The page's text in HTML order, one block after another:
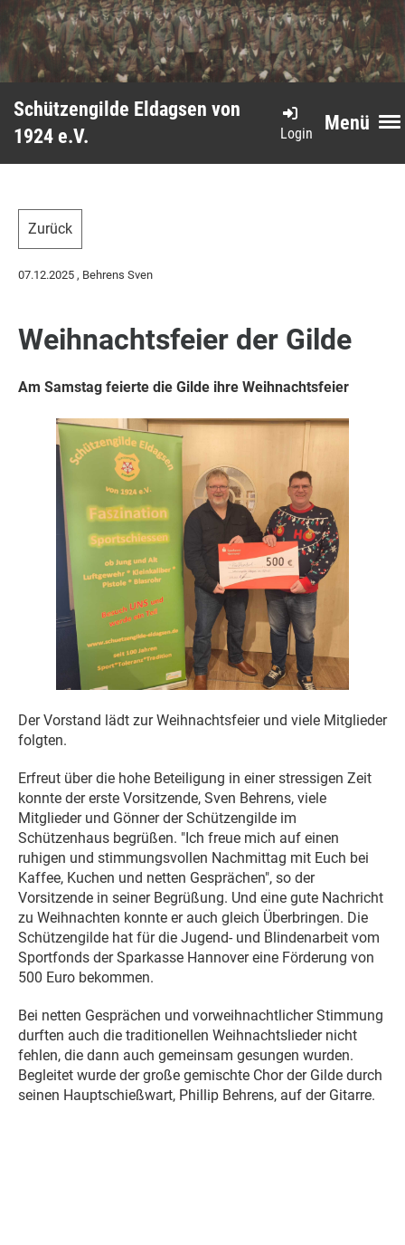
Menü
Login
Schützengilde Eldagsen von
1924 e.V.
Zurück
07.12.2025 , Behrens Sven
Weihnachtsfeier der Gilde
Am Samstag feierte die Gilde ihre Weihnachtsfeier
Der Vorstand lädt zur Weihnachtsfeier und viele Mitglieder
folgten.
Erfreut über die hohe Beteiligung in einer stressigen Zeit
konnte der erste Vorsitzende, Sven Behrens, viele
Mitglieder und Gönner der Schützengilde im
Schützenhaus begrüßen. "Ich freue mich auf einen
ruhigen und stimmungsvollen Nachmittag mit Euch bei
Kaffee, Kuchen und netten Gesprächen", so der
Vorsitzende in seiner Begrüßung. Und eine gute Nachricht
zu Weihnachten konnte er auch gleich Überbringen. Die
Schützengilde hat für die Jugend- und Blindenarbeit vom
Sportfonds der Sparkasse Hannover eine Förderung von
500 Euro bekommen.
Bei netten Gesprächen und vorweihnachtlicher Stimmung
durften auch die traditionellen Weihnachtslieder nicht
fehlen, die dann auch gemeinsam gesungen wurden.
Begleitet wurde der große gemischte Chor der Gilde durch
seinen Hauptschießwart, Phillip Behrens, auf der Gitarre.